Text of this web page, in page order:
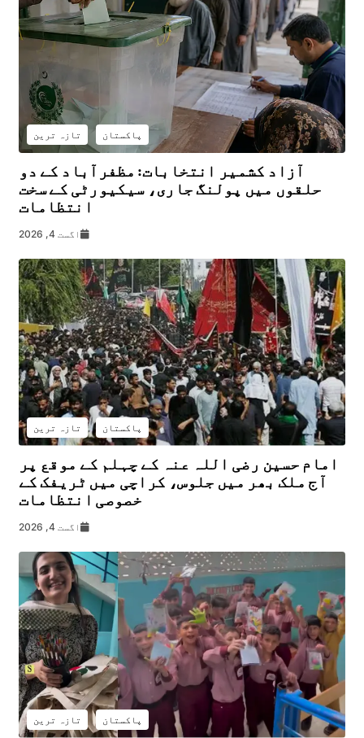
پاکستان تازہ ترین
آزاد کشمیر انتخابات: مظفرآباد کے دو
حلقوں میں پولنگ جاری، سیکیورٹی کے سخت
انتظامات
اگست 4, 2026
پاکستان تازہ ترین
امام حسین رضی اللہ عنہ کے چہلم کے موقع پر
آج ملک بھر میں جلوس، کراچی میں ٹریفک کے
خصوصی انتظامات
اگست 4, 2026
پاکستان تازہ ترین